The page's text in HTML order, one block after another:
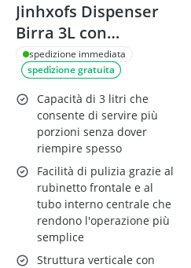
Jinhxofs Dispenser
Birra 3L con
Rubinetto e Effetti
Luminosi
spedizione immediata
spedizione gratuita
Capacità di 3 litri che
consente di servire più
porzioni senza dover
riempire spesso
Facilità di pulizia grazie al
rubinetto frontale e al
tubo interno centrale che
rendono l'operazione più
semplice
Struttura verticale con